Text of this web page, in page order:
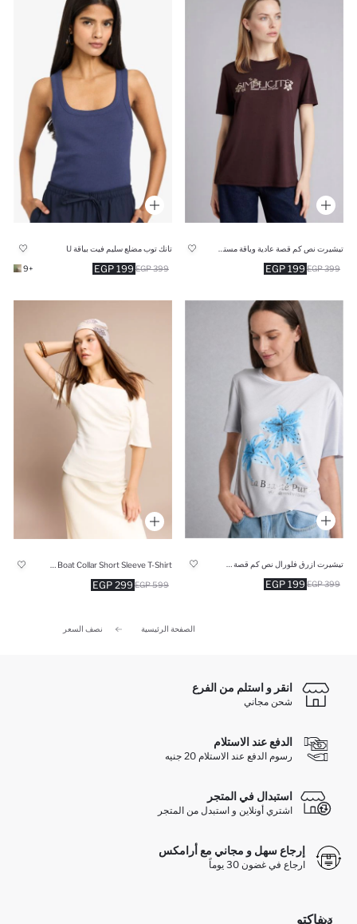
199 EGP 399 EGP
تانك توب مضلع سليم فيت بياقة U
199 EGP 399 EGP
+9
تيشيرت ازرق فلورال نص كم قصة عادية
199 EGP 399 EGP
299 EGP 599 EGP
الصفحة الرئيسية نصف السعر
انقر و استلم من الفرع
شحن مجاني
الدفع عند الاستلام
رسوم الدفع عند الاستلام 20 جنيه
استبدال في المتجر
اشتري أونلاين و استبدل من المتجر
إرجاع سهل و مجاني مع أرامكس
ارجاع في غضون 30 يوماً
ديفاكتو